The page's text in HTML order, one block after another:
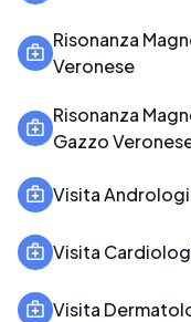
Risonanza
Veronese
Risonanza
Gazzo
Visita
Visita
Visita